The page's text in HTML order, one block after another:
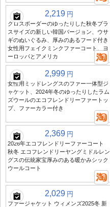
2,219 円
クロスボーダーのゆったりした秋冬プラ
スサイズの新しい韓国バージョン、ウサ
ギのぬいぐるみ、厚みのあるフード付き
女性用フェイクミンクファーコート、ヨ
ーロッパとアメリカ
2,999 円
女性用ミッドレングスのファー一体型ジ
ャケット、2024年冬のゆったりしたラム
ズウールのエコフレンドリーファートッ
プ、ファーカラー付き
2,369 円
2026年エコフレンドリーファーコート
秋冬 エコフレンドリーヤングミドルレン
グスの伝統家宝厚みのある暖かみシック
ウールコート
2,029 円
ファージャケット ウィメンズ2025冬 新